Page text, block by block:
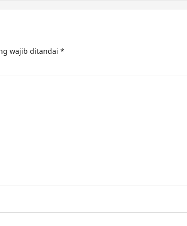
wajib ditandai *